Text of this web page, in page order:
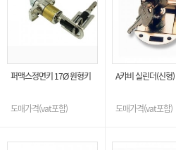
퍼맥스정면키 17Ø 원형키
도매가격(vat포함)
A캬비 실린더(신형)
도매가격(vat포함)